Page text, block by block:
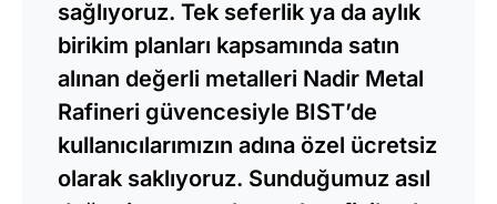
sağlıyoruz. Tek seferlik ya da aylık
birikim planları kapsamında satın
alınan değerli metalleri Nadir Metal
Rafineri güvencesiyle BIST’de
kullanıcılarımızın adına özel ücretsiz
olarak saklıyoruz. Sunduğumuz asıl